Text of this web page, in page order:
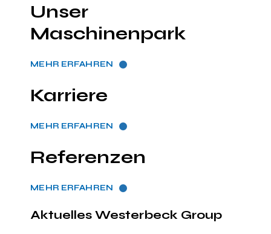
Unser
Maschinenpark
MEHR ERFAHREN
Karriere
MEHR ERFAHREN
Referenzen
MEHR ERFAHREN
Aktuelles Westerbeck Group